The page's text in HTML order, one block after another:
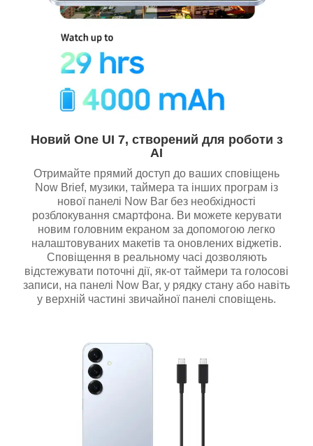
Новий One UI 7, створений для роботи з
AI
Отримайте прямий доступ до ваших сповіщень
Now Brief, музики, таймера та інших програм із
нової панелі Now Bar без необхідності
розблокування смартфона. Ви можете керувати
новим головним екраном за допомогою легко
налаштовуваних макетів та оновлених віджетів.
Сповіщення в реальному часі дозволяють
відстежувати поточні дії, як-от таймери та голосові
записи, на панелі Now Bar, у рядку стану або навіть
у верхній частині звичайної панелі сповіщень.